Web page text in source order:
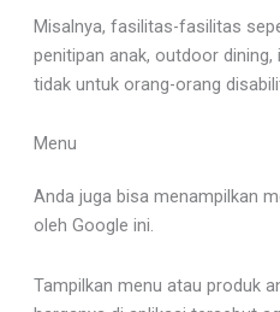
Misalnya, fasilitas-fasilitas
penitipan anak, outdoor
tidak untuk orang-orang
Menu
Anda juga bisa menampilkan
oleh Google ini.
Tampilkan menu atau produk